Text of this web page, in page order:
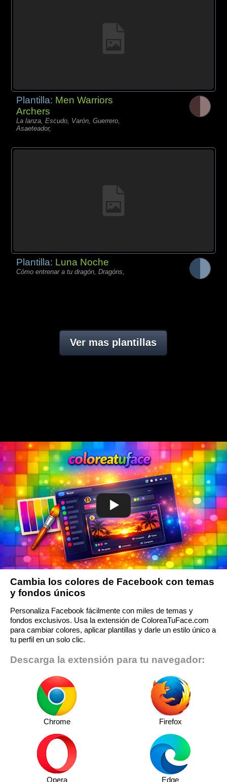
Plantilla: Men Warriors
Archers
La lanza, Escudo, Varón, Guerrero,
Asaeteador,
Plantilla: Luna Noche
Cómo entrenar a tu dragón, Dragóns,
Ver mas plantillas
Cambia los colores de Facebook con temas
y fondos únicos
Personaliza Facebook fácilmente con miles de temas y
fondos exclusivos. Usa la extensión de ColoreaTuFace.com
para cambiar colores, aplicar plantillas y darle un estilo único a
tu perfil en un solo clic.
Descarga la extensión para tu navegador:
Chrome Firefox
Opera Edge